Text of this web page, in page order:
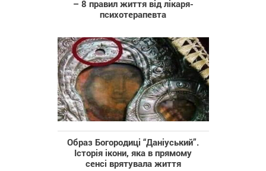
– 8 правил життя від лікаря-
психотерапевта
Образ Богородиці “Даніуський”.
Історія ікони, яка в прямому
сенсі врятувала життя